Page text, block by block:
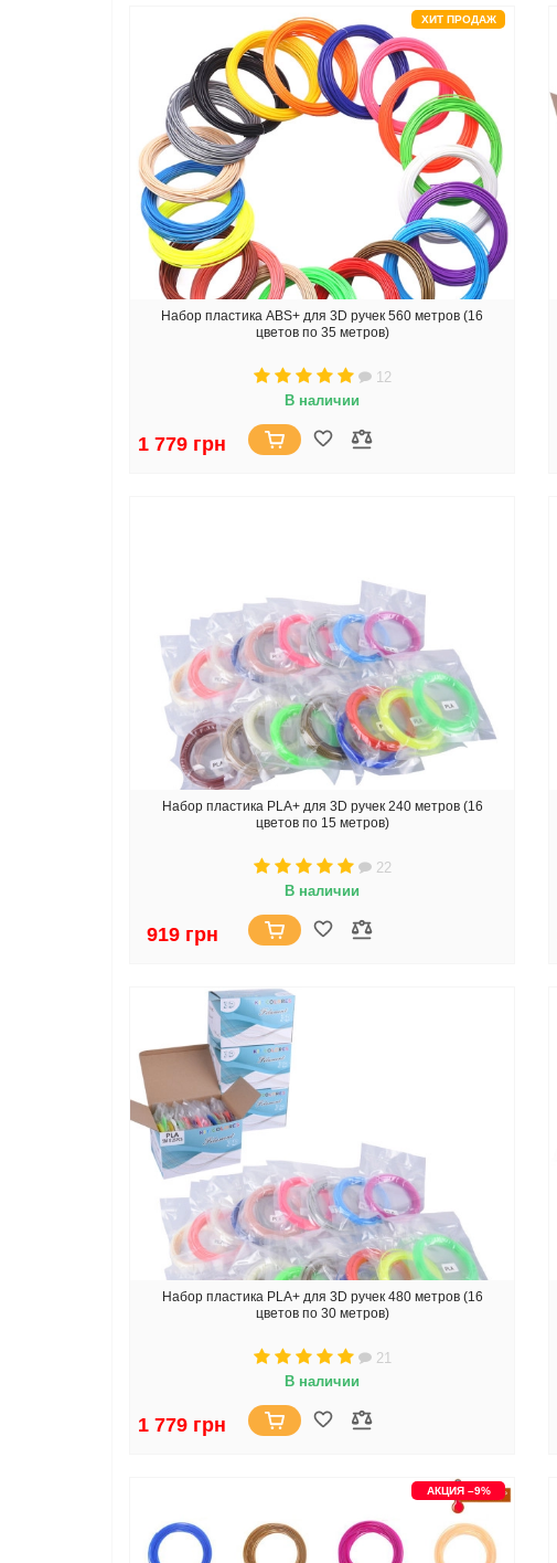
ХИТ ПРОДАЖ
Набор пластика ABS+ для 3D ручек 560 метров (16
цветов по 35 метров)
12
В наличии
1 779 грн
Набор пластика PLA+ для 3D ручек 240 метров (16
цветов по 15 метров)
22
В наличии
919 грн
Набор пластика PLA+ для 3D ручек 480 метров (16
цветов по 30 метров)
21
В наличии
1 779 грн
АКЦИЯ –9%